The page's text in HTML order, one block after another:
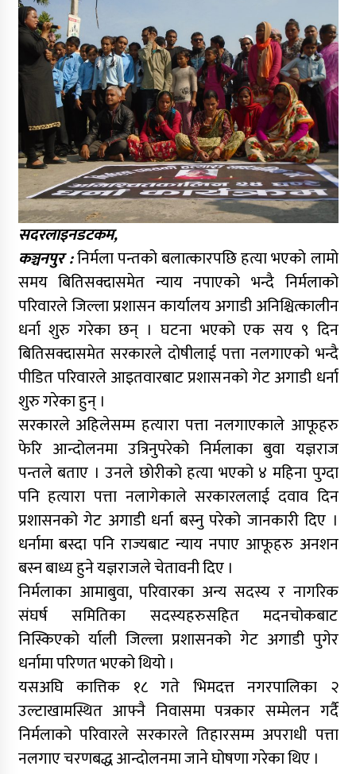
सदरलाइनडटकम,
कञ्चनपुर :निर्मला पन्तको बलात्कारपछि हत्या भएको लामो
समय बितिसक्दासमेत न्याय नपाएको भन्दै निर्मलाको
परिवारले जिल्ला प्रशासन कार्यालय अगाडी अनिश्चित्कालीन
धर्ना शुरु गरेका छन् । घटना भएको एक सय ९ दिन
बितिसक्दासमेत सरकारले दोषीलाई पत्ता नलगाएको भन्दै
पीडित परिवारले आइतवारबाट प्रशासनको गेट अगाडी धर्ना
शुरु गरेका हुन् ।
सरकारले अहिलेसम्म हत्यारा पत्ता नलगाएकाले आफूहरु
फेरि आन्दोलनमा उत्रिनुपरेको निर्मलाका बुवा यज्ञराज
पन्तले बताए । उनले छोरीको हत्या भएको ४ महिना पुग्दा
पनि हत्यारा पत्ता नलागेकाले सरकारललाई दवाव दिन
प्रशासनको गेट अगाडी धर्ना बस्नु परेको जानकारी दिए ।
धर्नामा बस्दा पनि राज्यबाट न्याय नपाए आफूहरु अनशन
बस्न बाध्य हुने यज्ञराजले चेतावनी दिए ।
निर्मलाका आमाबुवा, परिवारका अन्य सदस्य र नागरिक
संघर्ष समितिका सदस्यहरुसहित मदनचोकबाट
निस्किएको र्याली जिल्ला प्रशासनको गेट अगाडी पुगेर
धर्नामा परिणत भएको थियो ।
यसअघि कात्तिक १८ गते भिमदत्त नगरपालिका २
उल्टाखामस्थित आफ्नै निवासमा पत्रकार सम्मेलन गर्दै
निर्मलाको परिवारले सरकारले तिहारसम्म अपराधी पत्ता
नलगाए चरणबद्ध आन्दोलनमा जाने घोषणा गरेका थिए ।